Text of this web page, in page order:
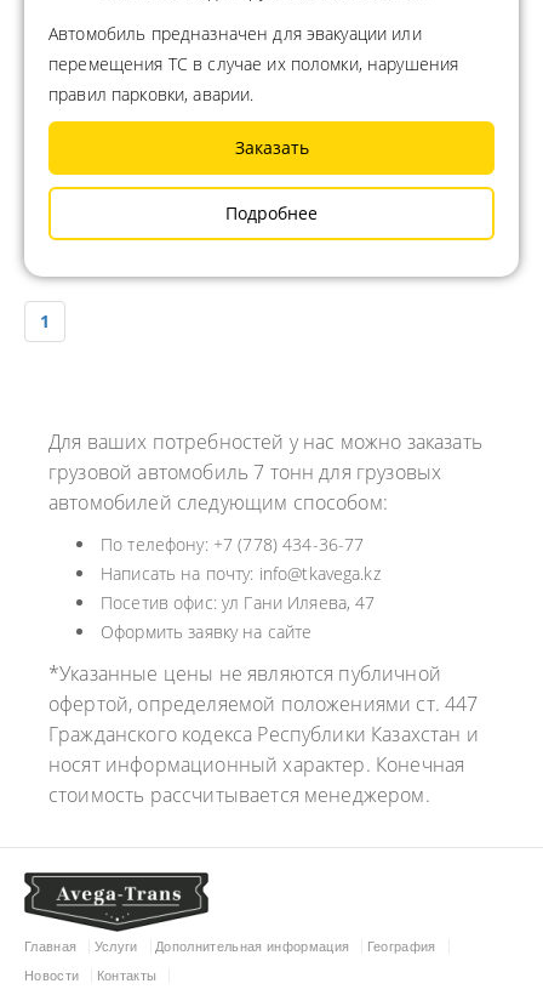
Автомобиль предназначен для эвакуации или
перемещения ТС в случае их поломки, нарушения
правил парковки, аварии.
Заказать
Подробнее
1
Для ваших потребностей у нас можно заказать
грузовой автомобиль 7 тонн для грузовых
автомобилей следующим способом:
По телефону: +7 (778) 434-36-77
Написать на почту: info@tkavega.kz
Посетив офис: ул Гани Иляева, 47
Оформить заявку на сайте
*Указанные цены не являются публичной
офертой, определяемой положениями ст. 447
Гражданского кодекса Республики Казахстан и
носят информационный характер. Конечная
стоимость рассчитывается менеджером.
Главная Услуги Дополнительная информация
География
Новости
Контакты